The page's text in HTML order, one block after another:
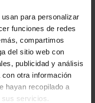
para personalizar
funciones de redes
compartimos
del sitio web con
publicidad y análisis
otra información
hayan recopilado a
sus servicios.